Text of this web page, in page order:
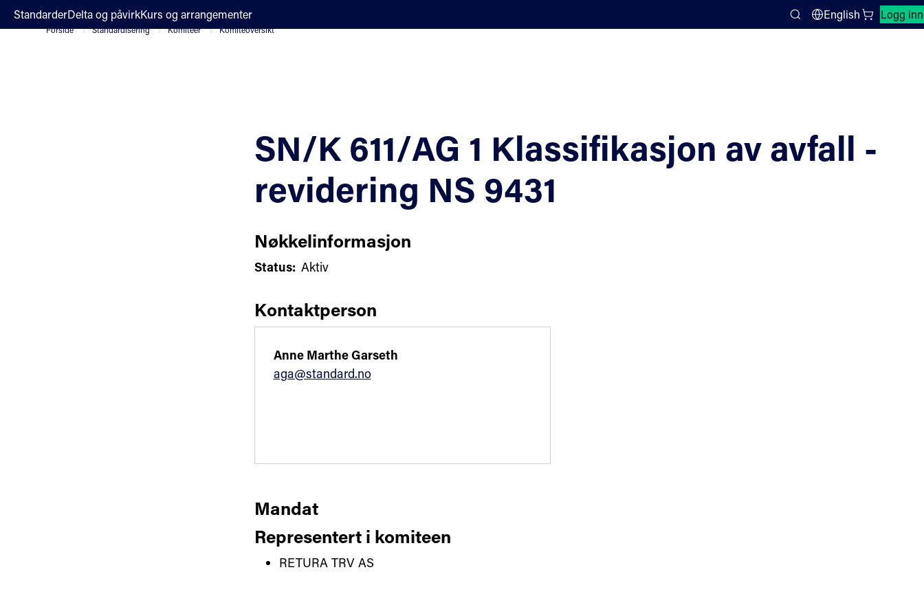
;StandarderDelta og påvirkKurs og arrangementer
Search
English Logg inn
Lukk søkepanel
Forside Standardisering Komiteer Komiteoversikt
SN/K 611/AG 1 Klassifikasjon av avfall -
revidering NS 9431
Nøkkelinformasjon
Status: Aktiv
Kontaktperson
Anne Marthe Garseth
aga@standard.no
Mandat
Representert i komiteen
RETURA TRV AS